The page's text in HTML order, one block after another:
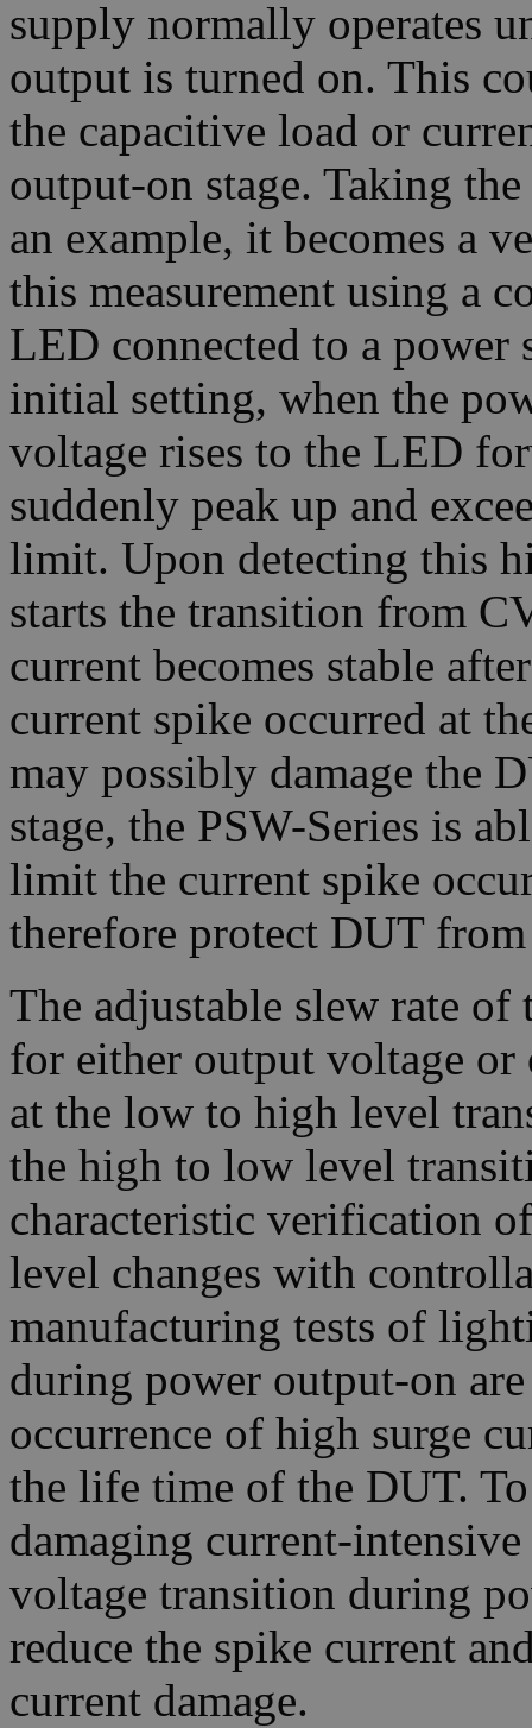
supply normally operates
output is turned on. This
the capacitive load or
output-on stage. Taking
an example, it becomes a
this measurement using a
LED connected to a power
initial setting, when the
voltage rises to the LED
suddenly peak up and
limit. Upon detecting this
starts the transition from
current becomes stable
current spike occurred at
may possibly damage the
stage, the PSW-Series is
limit the current spike
therefore protect DUT
The adjustable slew rate of
for either output voltage
at the low to high level
the high to low level
characteristic verification
level changes with
manufacturing tests of
during power output-on
occurrence of high surge
the life time of the DUT.
damaging current-
voltage transition during
reduce the spike current
current damage.